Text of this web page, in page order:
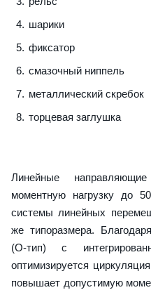
шарики
фиксатор
смазочный ниппель
металлический скребок
торцевая заглушка
Линейные
моментную нагрузку до
системы линейных
же типоразмера.
(О-тип) с
оптимизируется
повышает допустимую